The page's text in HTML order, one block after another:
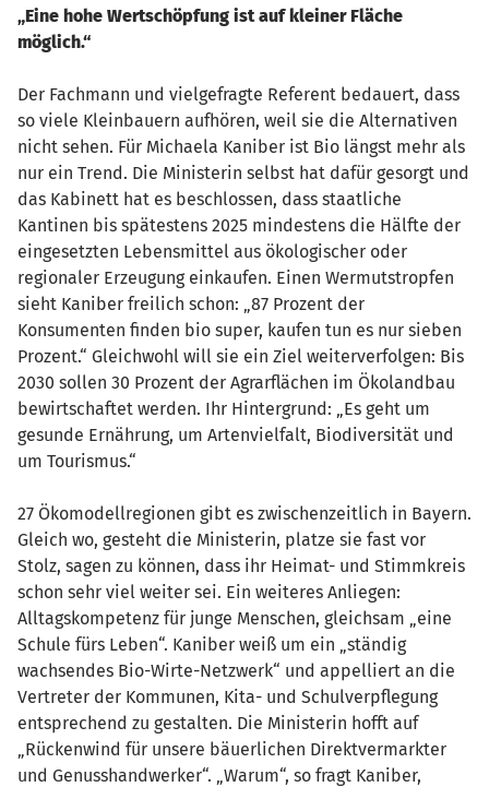
„Eine hohe Wertschöpfung ist auf kleiner Fläche
möglich.“
Der Fachmann und vielgefragte Referent bedauert, dass
so viele Kleinbauern aufhören, weil sie die Alternativen
nicht sehen. Für Michaela Kaniber ist Bio längst mehr als
nur ein Trend. Die Ministerin selbst hat dafür gesorgt und
das Kabinett hat es beschlossen, dass staatliche
Kantinen bis spätestens 2025 mindestens die Hälfte der
eingesetzten Lebensmittel aus ökologischer oder
regionaler Erzeugung einkaufen. Einen Wermutstropfen
sieht Kaniber freilich schon: „87 Prozent der
Konsumenten finden bio super, kaufen tun es nur sieben
Prozent.“ Gleichwohl will sie ein Ziel weiterverfolgen: Bis
2030 sollen 30 Prozent der Agrarflächen im Ökolandbau
bewirtschaftet werden. Ihr Hintergrund: „Es geht um
gesunde Ernährung, um Artenvielfalt, Biodiversität und
um Tourismus.“
27 Ökomodellregionen gibt es zwischenzeitlich in Bayern.
Gleich wo, gesteht die Ministerin, platze sie fast vor
Stolz, sagen zu können, dass ihr Heimat- und Stimmkreis
schon sehr viel weiter sei. Ein weiteres Anliegen:
Alltagskompetenz für junge Menschen, gleichsam „eine
Schule fürs Leben“. Kaniber weiß um ein „ständig
wachsendes Bio-Wirte-Netzwerk“ und appelliert an die
Vertreter der Kommunen, Kita- und Schulverpflegung
entsprechend zu gestalten. Die Ministerin hofft auf
„Rückenwind für unsere bäuerlichen Direktvermarkter
und Genusshandwerker“. „Warum“, so fragt Kaniber,